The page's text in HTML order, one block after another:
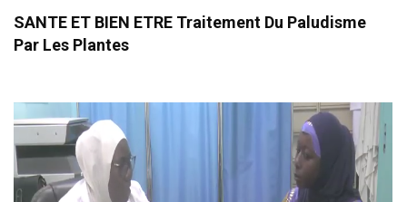
SANTE ET BIEN ETRE Traitement Du Paludisme
Par Les Plantes